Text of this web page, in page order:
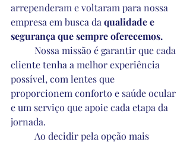
arrependeram e voltaram para nossa
empresa em busca da qualidade e
segurança que sempre oferecemos.
cliente tenha a melhor experiência
possível, com lentes que
proporcionem conforto e saúde ocular
e um serviço que apoie cada etapa da
jornada.